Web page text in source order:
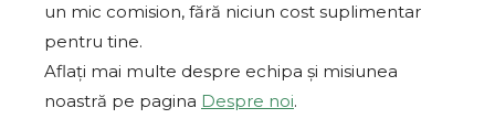
un mic comision, fără niciun cost suplimentar
pentru tine.
Aflați mai multe despre echipa și misiunea
noastră pe pagina Despre noi.